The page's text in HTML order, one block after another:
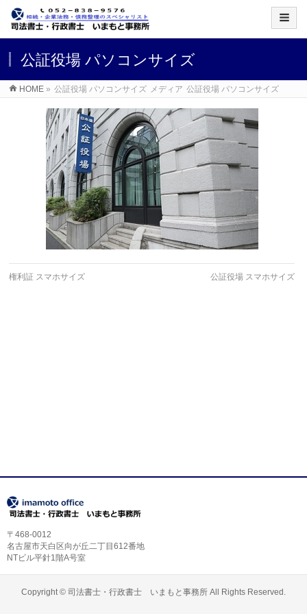
公証役場 パソコンサイズ
HOME » 公証役場 パソコンサイズ メディア 公証役場 パソコンサイズ
権利証 スマホサイズ 公証役場 スマホサイズ
〒468-0012
名古屋市天白区向が丘二丁目612番地
NTビル平針1階A号室
Copyright © 司法書士・行政書士 いまもと事務所All Rights Reserved.